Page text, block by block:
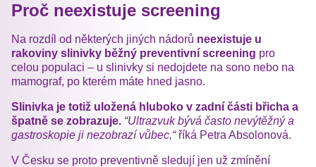
Proč neexistuje screening
Na rozdíl od některých jiných nádorů neexistuje u
rakoviny slinivky běžný preventivní screening pro
celou populaci – u slinivky si nedojdete na sono nebo na
mamograf, po kterém máte hned jasno.
Slinivka je totiž uložená hluboko v zadní části břicha a
špatně se zobrazuje. “Ultrazvuk bývá často nevýtěžný a
gastroskopie ji nezobrazí vůbec,“říká Petra Absolonová.
V Česku se proto preventivně sledují jen už zmínění